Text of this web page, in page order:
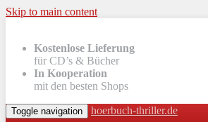
Skip to main content
Kostenlose Lieferung
für CD’s & Bücher
In Kooperation
mit den besten Shops
Toggle navigation hoerbuch-thriller.de